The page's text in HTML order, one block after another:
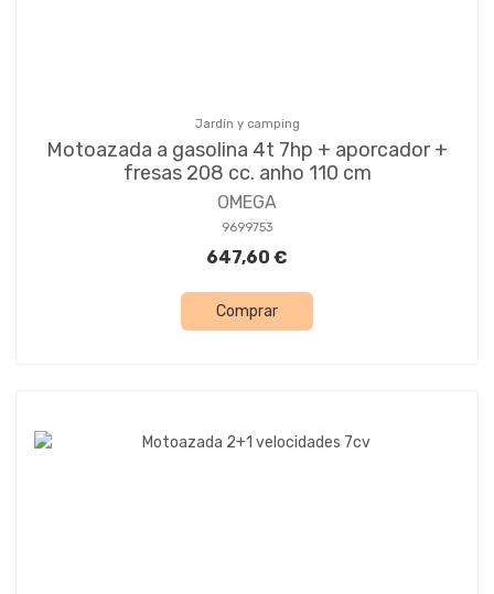
Jardín y camping
Motoazada a gasolina 4t 7hp + aporcador +
fresas 208 cc. anho 110 cm
OMEGA
9699753
647,60 €
Comprar